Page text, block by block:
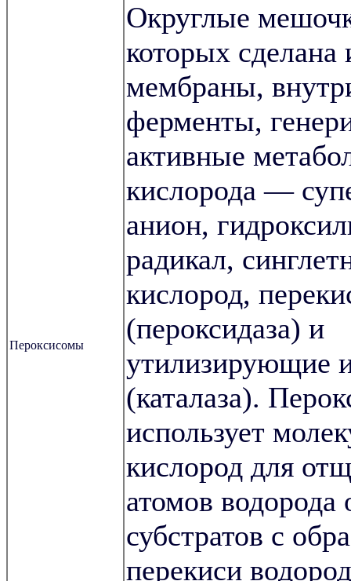
Пероксисомы
Округлые
которых сделана
мембраны,
ферменты,
активные
кислорода —
анион,
радикал,
кислород,
(пероксидаза) и
утилизирующие
(каталаза).
использует
кислород для
атомов водорода
субстратов с
перекиси